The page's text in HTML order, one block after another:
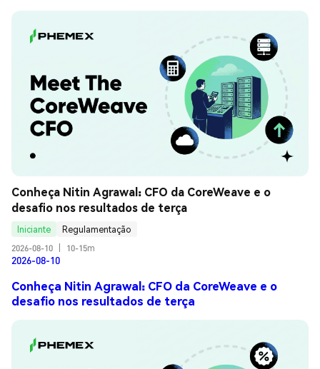
Conheça Nitin Agrawal: CFO da CoreWeave e o
desafio nos resultados de terça
Iniciante
Regulamentação
2026-08-10
10-15m
2026-08-10
Conheça Nitin Agrawal: CFO da CoreWeave e o
desafio nos resultados de terça